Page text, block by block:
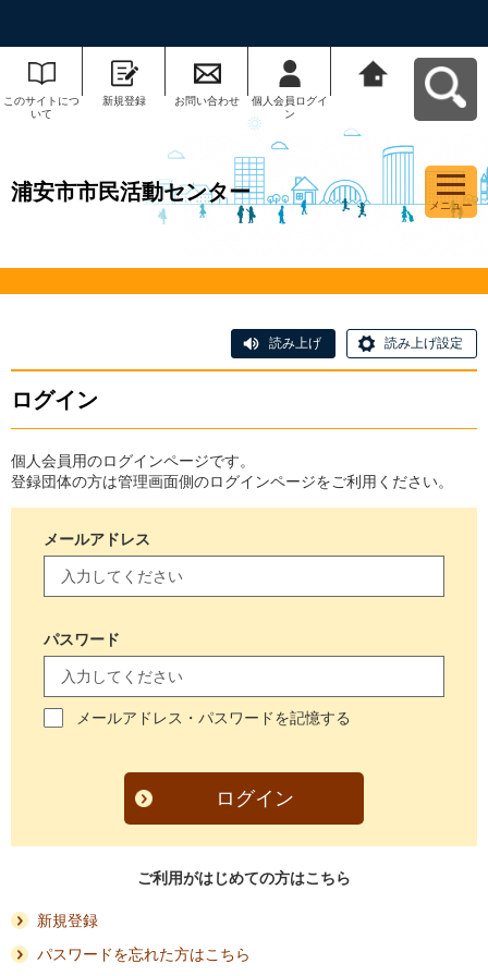
このサイトにつ
いて
新規登録 お問い合わせ
個人会員ログイ
ン
浦安市市民活動センター
メニュー
読み上げ 読み上げ設定
ログイン
個人会員用のログインページです。
登録団体の方は管理画面側のログインページをご利用ください。
メールアドレス
パスワード
メールアドレス・パスワードを記憶する
ログイン
ご利用がはじめての方はこちら
新規登録
パスワードを忘れた方はこちら